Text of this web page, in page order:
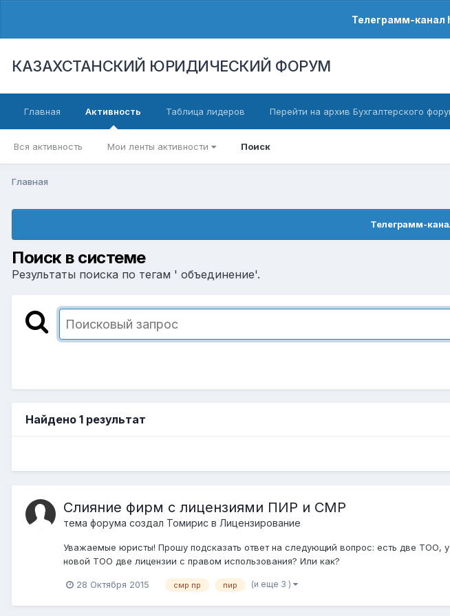
Телеграмм-канал
КАЗАХСТАНСКИЙ ЮРИДИЧЕСКИЙ ФОРУМ
Главная Активность
Вся активность Мои ленты активности Поиск
Таблица лидеров Перейти на архив Бухгалтерского
Главная
Телеграмм-
Поиск в системе
Результаты поиска по тегам ' объединение'.
Найдено 1 результат
Слияние фирм с лицензиями ПИР и СМР
тема форума создал Томирис в Лицензирование
Уважаемые юристы! Прошу подсказать ответ на следующий вопрос: есть две ТОО,
новой ТОО две лицензии с правом использования? Или как?
28 Октября 2015 смр пр пир (и еще 3 )